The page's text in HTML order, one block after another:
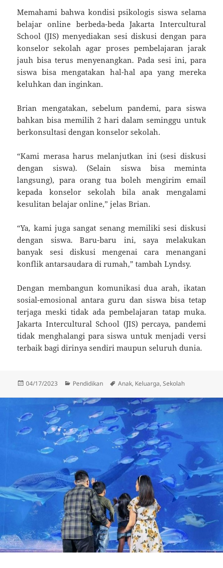
Memahami bahwa kondisi psikologis siswa selama
belajar online berbeda-beda Jakarta Intercultural
School (JIS) menyediakan sesi diskusi dengan para
konselor sekolah agar proses pembelajaran jarak
jauh bisa terus menyenangkan. Pada sesi ini, para
siswa bisa mengatakan hal-hal apa yang mereka
keluhkan dan inginkan.
Brian mengatakan, sebelum pandemi, para siswa
bahkan bisa memilih 2 hari dalam seminggu untuk
berkonsultasi dengan konselor sekolah.
“Kami merasa harus melanjutkan ini (sesi diskusi
dengan siswa). (Selain siswa bisa meminta
langsung), para orang tua boleh mengirim email
kepada konselor sekolah bila anak mengalami
kesulitan belajar online,” jelas Brian.
“Ya, kami juga sangat senang memiliki sesi diskusi
dengan siswa. Baru-baru ini, saya melakukan
banyak sesi diskusi mengenai cara menangani
konflik antarsaudara di rumah,” tambah Lyndsy.
Dengan membangun komunikasi dua arah, ikatan
sosial-emosional antara guru dan siswa bisa tetap
terjaga meski tidak ada pembelajaran tatap muka.
Jakarta Intercultural School (JIS) percaya, pandemi
tidak menghalangi para siswa untuk menjadi versi
terbaik bagi dirinya sendiri maupun seluruh dunia.
Posted
04/17/2023 Categories
Pendidikan Tags
Anak, Keluarga,Sekolah